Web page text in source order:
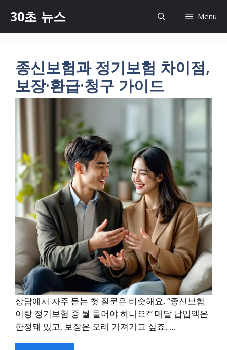
츠
30초 뉴스 Menu
종신보험과 정기보험 차이점,
보장·환급·청구 가이드
상담에서 자주 듣는 첫 질문은 비슷해요. “종신보험
이랑 정기보험 중 뭘 들어야 하나요?” 매달 납입액은
한정돼 있고, 보장은 오래 가져가고 싶죠. ...